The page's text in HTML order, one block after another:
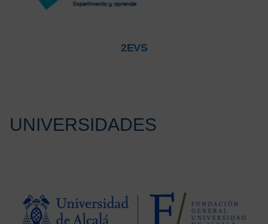
2EVS
UNIVERSIDADES